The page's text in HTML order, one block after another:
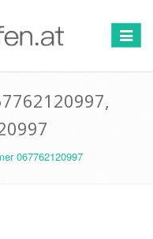
Toggle
067762120997